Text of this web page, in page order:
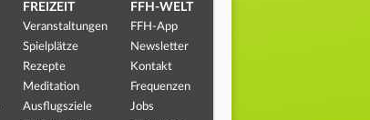
FREIZEIT
Veranstaltungen
Spielplätze
Rezepte
Meditation
Ausflugsziele
FFH-WELT
FFH-App
Newsletter
Kontakt
Frequenzen
Jobs